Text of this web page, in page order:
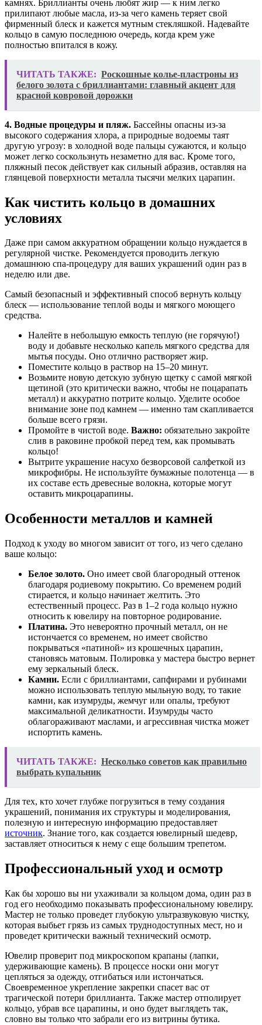
камнях. Бриллианты очень любят жир — к ним легко
прилипают любые масла, из-за чего камень теряет свой
фирменный блеск и кажется мутным стекляшкой. Надевайте
кольцо в самую последнюю очередь, когда крем уже
полностью впитался в кожу.
ЧИТАТЬ ТАКЖЕ: Роскошные колье-пластроны из
белого золота с бриллиантами: главный акцент для
красной ковровой дорожки
4. Водные процедуры и пляж. Бассейны опасны из-за
высокого содержания хлора, а природные водоемы таят
другую угрозу: в холодной воде пальцы сужаются, и кольцо
может легко соскользнуть незаметно для вас. Кроме того,
пляжный песок действует как сильный абразив, оставляя на
глянцевой поверхности металла тысячи мелких царапин.
Как чистить кольцо в домашних
условиях
Даже при самом аккуратном обращении кольцо нуждается в
регулярной чистке. Рекомендуется проводить легкую
домашнюю спа-процедуру для ваших украшений один раз в
неделю или две.
Самый безопасный и эффективный способ вернуть кольцу
блеск — использование теплой воды и мягкого моющего
средства.
Налейте в небольшую емкость теплую (не горячую!)
воду и добавьте несколько капель мягкого средства для
мытья посуды. Оно отлично растворяет жир.
Поместите кольцо в раствор на 15–20 минут.
Возьмите новую детскую зубную щетку с самой мягкой
щетиной (это критически важно, чтобы не поцарапать
металл) и аккуратно потрите кольцо. Уделите особое
внимание зоне под камнем — именно там скапливается
больше всего грязи.
Промойте в чистой воде. Важно: обязательно закройте
слив в раковине пробкой перед тем, как промывать
кольцо!
Вытрите украшение насухо безворсовой салфеткой из
микрофибры. Не используйте бумажные полотенца — в
их составе есть древесные волокна, которые могут
оставить микроцарапины.
Особенности металлов и камней
Подход к уходу во многом зависит от того, из чего сделано
ваше кольцо:
Белое золото. Оно имеет свой благородный оттенок
благодаря родиевому покрытию. Со временем родий
стирается, и кольцо начинает желтить. Это
естественный процесс. Раз в 1–2 года кольцо нужно
относить к ювелиру на повторное родирование.
Платина. Это невероятно прочный металл, он не
истончается со временем, но имеет свойство
покрываться «патиной» из крошечных царапин,
становясь матовым. Полировка у мастера быстро вернет
ему зеркальный блеск.
Камни. Если с бриллиантами, сапфирами и рубинами
можно использовать теплую мыльную воду, то такие
камни, как изумруды, жемчуг или опалы, требуют
максимальной деликатности. Изумруды часто
облагораживают маслами, и агрессивная чистка может
испортить камень.
ЧИТАТЬ ТАКЖЕ: Несколько советов как правильно
выбрать купальник
Для тех, кто хочет глубже погрузиться в тему создания
украшений, понимания их структуры и моделирования,
полезную и интересную информацию предоставляет
источник. Знание того, как создается ювелирный шедевр,
заставляет относиться к нему с еще большим трепетом.
Профессиональный уход и осмотр
Как бы хорошо вы ни ухаживали за кольцом дома, один раз в
год его необходимо показывать профессиональному ювелиру.
Мастер не только проведет глубокую ультразвуковую чистку,
которая выбьет грязь из самых труднодоступных мест, но и
проведет критически важный технический осмотр.
Ювелир проверит под микроскопом крапаны (лапки,
удерживающие камень). В процессе носки они могут
цепляться за одежду, отгибаться или истончаться.
Своевременное укрепление закрепки спасет вас от
трагической потери бриллианта. Также мастер отполирует
кольцо, убрав все царапины, и оно будет выглядеть так,
словно вы только что забрали его из витрины бутика.